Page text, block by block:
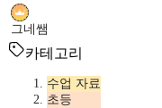
그네쌤
카테고리
수업 자료
초등